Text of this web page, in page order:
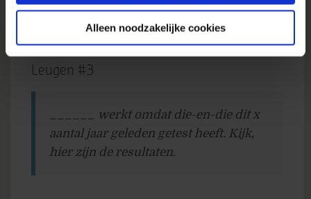
Alleen noodzakelijke cookies
invulformulieren), dan is het belangrijk om te
overwegen een aparte mobiele website te
Leugen #3
______ werkt omdat die-en-die dit x
aantal jaar geleden getest heeft. Kijk,
hier zijn de resultaten.